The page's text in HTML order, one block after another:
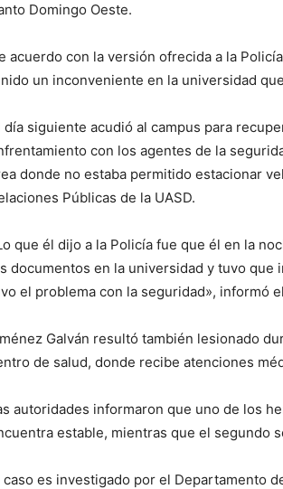
Domingo Oeste.
acuerdo con la versión ofrecida a la
un inconveniente en la universidad
día siguiente acudió al campus para
con los agentes de la
donde no estaba permitido estacionar
Públicas de la UASD.
que él dijo a la Policía fue que él en la
documentos en la universidad y tuvo que
el problema con la seguridad», informó
Galván resultó también lesionado
de salud, donde recibe atenciones
autoridades informaron que uno de los
estable, mientras que el segundo
caso es investigado por el Departamento